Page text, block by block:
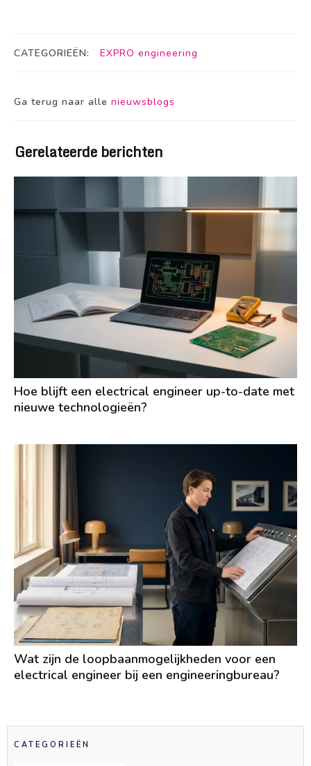
CATEGORIEËN: EXPRO engineering
Ga terug naar alle nieuwsblogs
Gerelateerde berichten
Hoe blijft een electrical engineer up-to-date met
nieuwe technologieën?
Wat zijn de loopbaanmogelijkheden voor een
electrical engineer bij een engineeringbureau?
CATEGORIEËN